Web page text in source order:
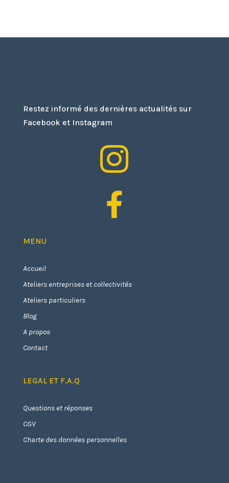
Restez informé des dernières actualités sur
Facebook et Instagram


MENU
Accueil
Ateliers entreprises et collectivités
Ateliers particuliers
Blog
A propos
Contact
LEGAL ET F.A.Q
Questions et réponses
CGV
Charte des données personnelles